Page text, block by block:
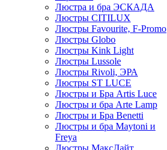
Люстра и бра ЭСКАДА
Люстры CITILUX
Люстры Favourite, F-Promo
Люстры Globo
Люстры Kink Light
Люстры Lussole
Люстры Rivoli, ЭРА
Люстры ST LUCE
Люстры и Бра Artis Luce
Люстры и бра Arte Lamp
Люстры и Бра Benetti
Люстры и бра Maytoni и
Freya